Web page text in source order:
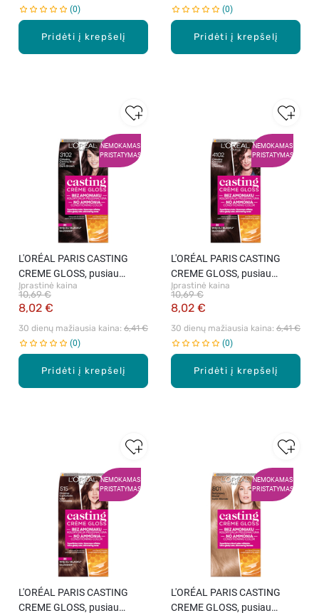
Pridėti į krepšelį
0
Pridėti į krepšelį
0
NEMOKAMAS
PRISTATYMAS
Pridėti į krepšelį
L′ORÉAL PARIS CASTING
CREME GLOSS, pusiau
ilgalaikiai plaukų dažai be
amoniako, 3102 Cool Dark
Įprastinė kaina
8,02 €
10,69 €
30 dienų mažiausia kaina: 6,41 €
0
NEMOKAMAS
PRISTATYMAS
Pridėti į krepšelį
L′ORÉAL PARIS CASTING
CREME GLOSS, pusiau
ilgalaikiai plaukų dažai be
amoniako, 4102 Cool
Įprastinė kaina
8,02 €
10,69 €
30 dienų mažiausia kaina: 6,41 €
0
NEMOKAMAS
PRISTATYMAS
L′ORÉAL PARIS CASTING
CREME GLOSS, pusiau
NEMOKAMAS
PRISTATYMAS
L′ORÉAL PARIS CASTING
CREME GLOSS, pusiau